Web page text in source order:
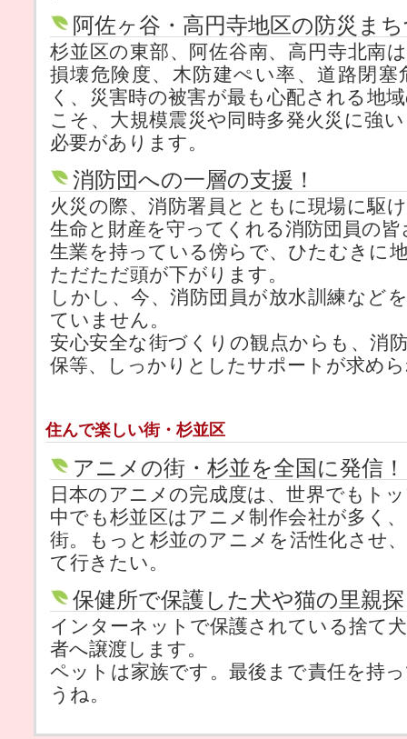
阿佐ヶ谷・高円寺地区の防災ま
杉並区の東部、阿佐谷南、高円寺北南
損壊危険度、木防建ぺい率、道路閉
く、災害時の被害が最も心配される地
こそ、大規模震災や同時多発火災に強
必要があります。
消防団への一層の支援！
火災の際、消防署員とともに現場に駆
生命と財産を守ってくれる消防団員の皆
生業を持っている傍らで、ひたむきに
ただただ頭が下がります。
しかし、今、消防団員が放水訓練など
ていません。
安心安全な街づくりの観点からも、消
保等、しっかりとしたサポートが求め
住んで楽しい街・杉並区
アニメの街・杉並を全国に発信！
日本のアニメの完成度は、世界でもト
中でも杉並区はアニメ制作会社が多く
街。もっと杉並のアニメを活性化させ
て行きたい。
保健所で保護した犬や猫の里親
インターネットで保護されている捨て
者へ譲渡します。
ペットは家族です。最後まで責任を持
うね。